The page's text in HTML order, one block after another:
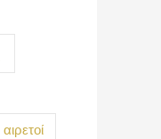
αιρετοί